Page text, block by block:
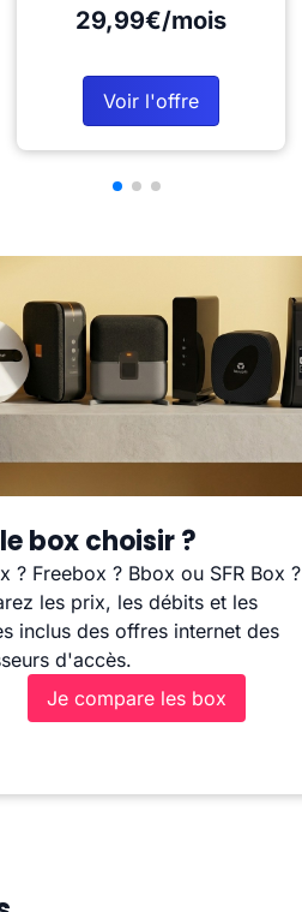
29,99€/mois
Voir l'offre
box choisir ?
? Freebox ? Bbox ou SFR Box ?
les prix, les débits et les
inclus des offres internet des
d'accès.
Je compare les box